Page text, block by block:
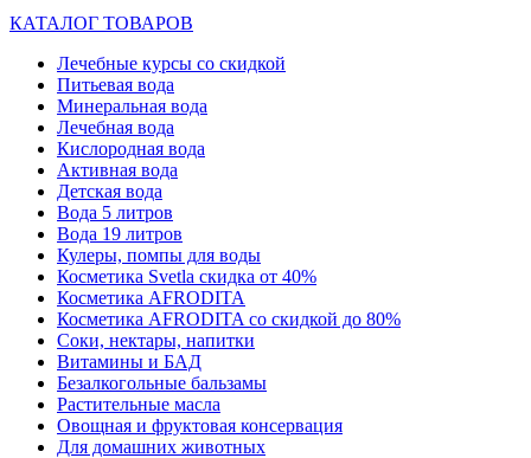
КАТАЛОГ ТОВАРОВ
Лечебные курсы со скидкой
Питьевая вода
Минеральная вода
Лечебная вода
Кислородная вода
Активная вода
Детская вода
Вода 5 литров
Вода 19 литров
Кулеры, помпы для воды
Косметика Svetla скидка от 40%
Косметика AFRODITA
Косметика AFRODITA со скидкой до 80%
Соки, нектары, напитки
Витамины и БАД
Безалкогольные бальзамы
Растительные масла
Овощная и фруктовая консервация
Для домашних животных